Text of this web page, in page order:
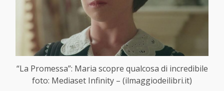
“La Promessa”: Maria scopre qualcosa di incredibile
foto: Mediaset Infinity – (ilmaggiodeilibri.it)